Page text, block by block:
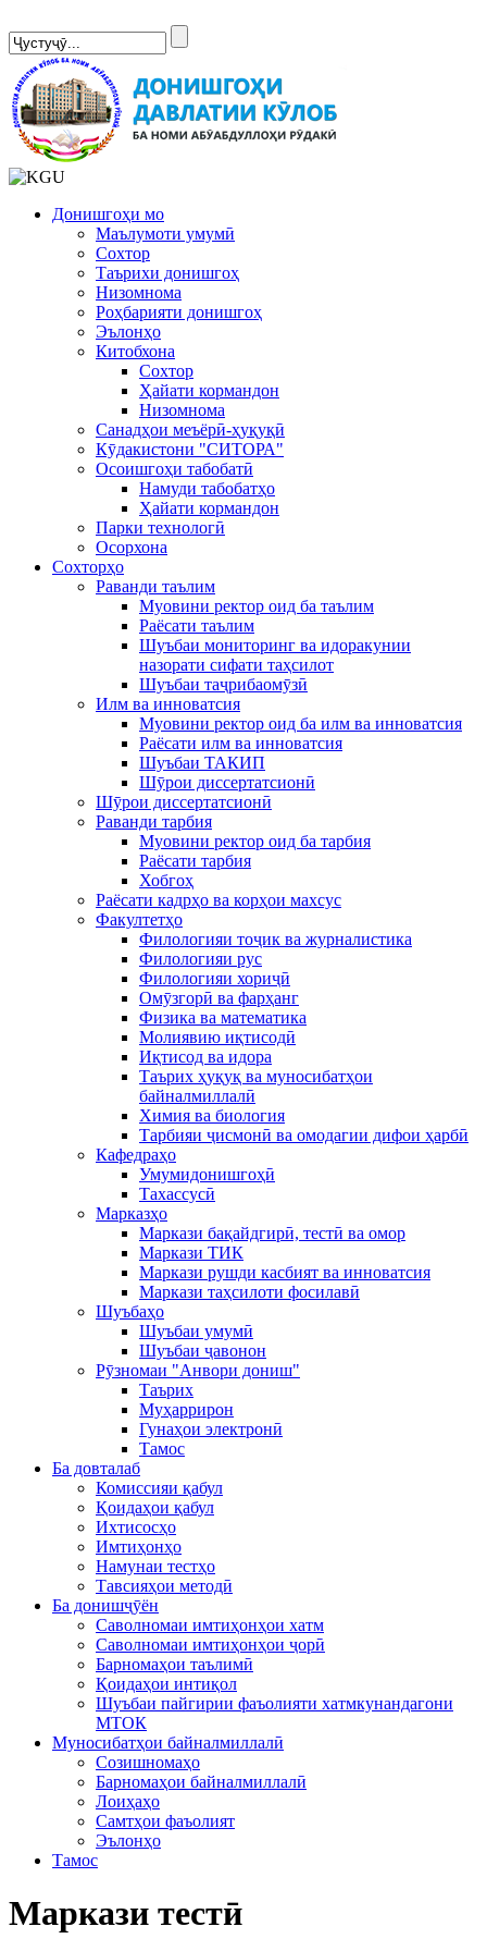
Донишгоҳи мо
Маълумоти умумӣ
Сохтор
Таърихи донишгоҳ
Низомнома
Роҳбарияти донишгоҳ
Эълонҳо
Китобхона
Сохтор
Ҳайати кормандон
Низомнома
Санадҳои меъёрӣ-ҳуқуқӣ
Кӯдакистони "СИТОРА"
Осоишгоҳи табобатӣ
Намуди табобатҳо
Ҳайати кормандон
Парки технологӣ
Осорхона
Сохторҳо
Раванди таълим
Муовини ректор оид ба таълим
Раёсати таълим
Шуъбаи мониторинг ва идоракунии
назорати сифати таҳсилот
Шуъбаи таҷрибаомӯзӣ
Илм ва инноватсия
Муовини ректор оид ба илм ва инноватсия
Раёсати илм ва инноватсия
Шуъбаи ТАКИП
Шӯрои диссертатсионӣ
Шӯрои диссертатсионӣ
Раванди тарбия
Муовини ректор оид ба тарбия
Раёсати тарбия
Хобгоҳ
Раёсати кадрҳо ва корҳои махсус
Факултетҳо
Филологияи тоҷик ва журналистика
Филологияи рус
Филологияи хориҷӣ
Омӯзгорӣ ва фарҳанг
Физика ва математика
Молиявию иқтисодӣ
Иқтисод ва идора
Таърих ҳуқуқ ва муносибатҳои
байналмиллалӣ
Химия ва биология
Тарбияи ҷисмонӣ ва омодагии дифои ҳарбӣ
Кафедраҳо
Умумидонишгоҳӣ
Тахассусӣ
Марказҳо
Маркази бақайдгирӣ, тестӣ ва омор
Маркази ТИК
Маркази рушди касбият ва инноватсия
Маркази таҳсилоти фосилавӣ
Шуъбаҳо
Шуъбаи умумӣ
Шуъбаи ҷавонон
Рӯзномаи "Анвори дониш"
Таърих
Муҳаррирон
Гунаҳои электронӣ
Тамос
Ба довталаб
Комиссияи қабул
Қоидаҳои қабул
Ихтисосҳо
Имтиҳонҳо
Намунаи тестҳо
Тавсияҳои методӣ
Ба донишҷӯён
Саволномаи имтиҳонҳои хатм
Саволномаи имтиҳонҳои ҷорӣ
Барномаҳои таълимӣ
Қоидаҳои интиқол
Шуъбаи пайгирии фаъолияти хатмкунандагони
МТОК
Муносибатҳои байналмиллалӣ
Созишномаҳо
Барномаҳои байналмиллалӣ
Лоиҳаҳо
Самтҳои фаъолият
Эълонҳо
Тамос
Маркази тестӣ